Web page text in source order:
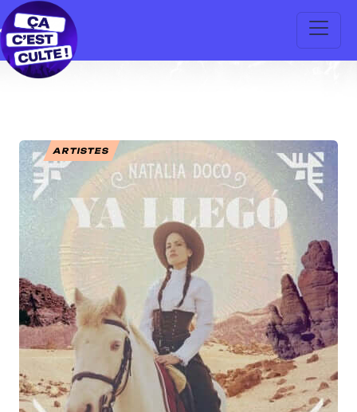
ARTISTES